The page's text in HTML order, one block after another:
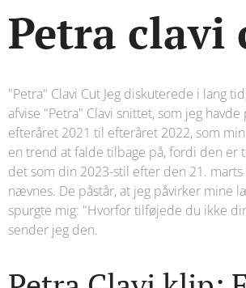
Petra clavi
"Petra" Clavi Cut Jeg diskuterede i lang
afvise "Petra" Clavi snittet, som jeg
efteråret 2021 til efteråret 2022, som
en trend at falde tilbage på, fordi den er
det som din 2023-stil efter den 21.
nævnes. De påstår, at jeg påvirker mine
spurgte mig: "Hvorfor tilføjede du ikke
sender jeg den.